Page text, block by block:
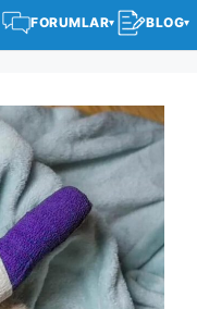
FORUMLAR▾ BLOG▾